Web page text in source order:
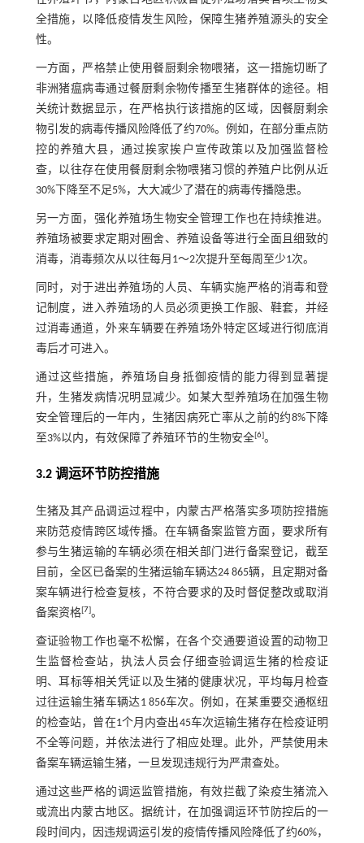
全措施，以降低疫情发生风险，保障生猪养殖源头的安全
性。
一方面，严格禁止使用餐厨剩余物喂猪，这一措施切断了
非洲猪瘟病毒通过餐厨剩余物传播至生猪群体的途径。相
关统计数据显示，在严格执行该措施的区域，因餐厨剩余
物引发的病毒传播风险降低了约70%。例如，在部分重点防
控的养殖大县，通过挨家挨户宣传政策以及加强监督检
查，以往存在使用餐厨剩余物喂猪习惯的养殖户比例从近
30%下降至不足5%，大大减少了潜在的病毒传播隐患。
另一方面，强化养殖场生物安全管理工作也在持续推进。
养殖场被要求定期对圈舍、养殖设备等进行全面且细致的
消毒，消毒频次从以往每月1～2次提升至每周至少1次。
同时，对于进出养殖场的人员、车辆实施严格的消毒和登
记制度，进入养殖场的人员必须更换工作服、鞋套，并经
过消毒通道，外来车辆要在养殖场外特定区域进行彻底消
毒后才可进入。
通过这些措施，养殖场自身抵御疫情的能力得到显著提
升，生猪发病情况明显减少。如某大型养殖场在加强生物
安全管理后的一年内，生猪因病死亡率从之前的约8%下降
至3%以内，有效保障了养殖环节的生物安全[6]。
3.2 调运环节防控措施
生猪及其产品调运过程中，内蒙古严格落实多项防控措施
来防范疫情跨区域传播。在车辆备案监管方面，要求所有
参与生猪运输的车辆必须在相关部门进行备案登记，截至
目前，全区已备案的生猪运输车辆达24 865辆，且定期对备
案车辆进行检查复核，不符合要求的及时督促整改或取消
备案资格[7]。
查证验物工作也毫不松懈，在各个交通要道设置的动物卫
生监督检查站，执法人员会仔细查验调运生猪的检疫证
明、耳标等相关凭证以及生猪的健康状况，平均每月检查
过往运输生猪车辆达1 856车次。例如，在某重要交通枢纽
的检查站，曾在1个月内查出45车次运输生猪存在检疫证明
不全等问题，并依法进行了相应处理。此外，严禁使用未
备案车辆运输生猪，一旦发现违规行为严肃查处。
通过这些严格的调运监管措施，有效拦截了染疫生猪流入
或流出内蒙古地区。据统计，在加强调运环节防控后的一
段时间内，因违规调运引发的疫情传播风险降低了约60%，